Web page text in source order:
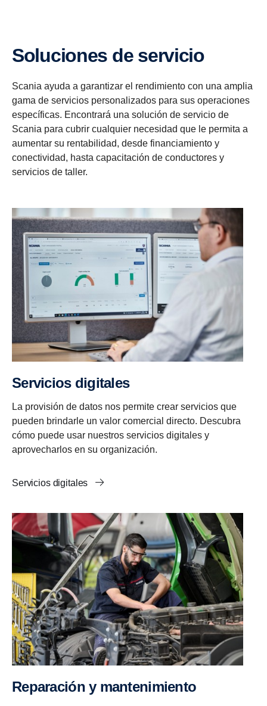
Soluciones de servicio
Scania ayuda a garantizar el rendimiento con una amplia
gama de servicios personalizados para sus operaciones
específicas. Encontrará una solución de servicio de
Scania para cubrir cualquier necesidad que le permita a
aumentar su rentabilidad, desde financiamiento y
conectividad, hasta capacitación de conductores y
servicios de taller.
Servicios digitales
La provisión de datos nos permite crear servicios que
pueden brindarle un valor comercial directo. Descubra
cómo puede usar nuestros servicios digitales y
aprovecharlos en su organización.
Servicios digitales
Reparación y mantenimiento